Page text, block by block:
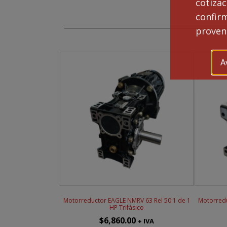
75
2
HP
Motorreductor EAGLE NMRV 63 Rel 50:1 de 1
HP Trifásico
$6,860.00 + IVA